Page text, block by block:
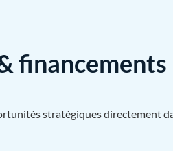
stratégiques directement